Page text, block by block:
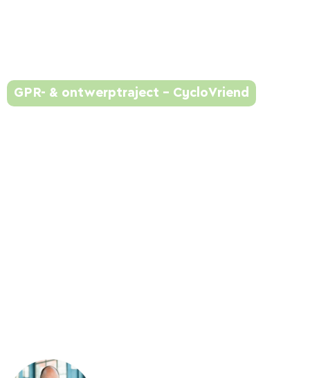
GPR- & ontwerptraject – CycloVriend